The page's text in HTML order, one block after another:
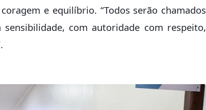
e equilíbrio. “Todos serão chamados
com autoridade com respeito,